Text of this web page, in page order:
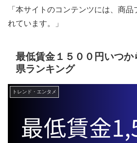
「本サイトのコンテンツには、商
れています。」
最低賃金１５００円いつか
県ランキング
トレンド・エンタメ